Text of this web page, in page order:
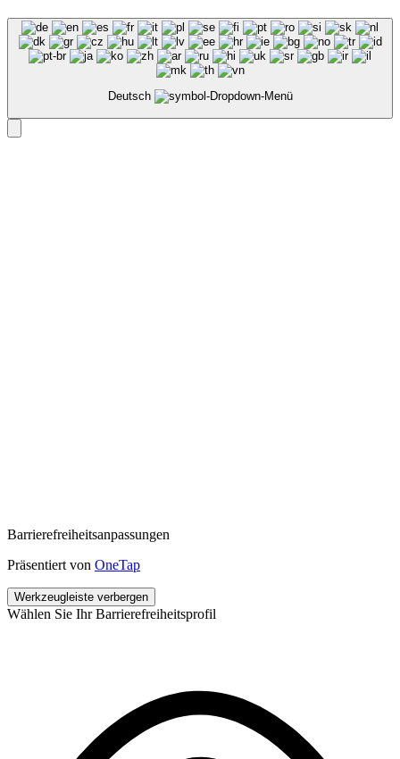
Deutsch
Barrierefreiheitsanpassungen
Präsentiert von OneTap
Werkzeugleiste verbergen
Wählen Sie Ihr Barrierefreiheitsprofil